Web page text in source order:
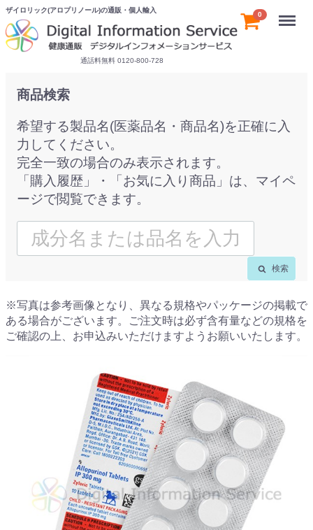
ザイロリック(アロプリノール)の通販・個人輸入
通話料無料 0120-800-728
0 Menu
商品検索
希望する製品名(医薬品名・商品名)を正確に入
力してください。
完全一致の場合のみ表示されます。
「購入履歴」・「お気に入り商品」は、マイペ
ージで閲覧できます。
検索
※写真は参考画像となり、異なる規格やパッケージの掲載で
ある場合がございます。ご注文時は必ず含有量などの規格を
ご確認の上、お申込みいただけますようお願いいたします。